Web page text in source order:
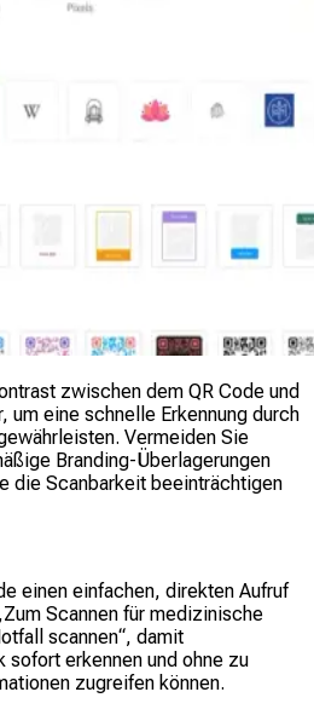
zwischen dem QR Code und
um eine schnelle Erkennung durch
Vermeiden Sie
Branding-Überlagerungen
die Scanbarkeit beeinträchtigen
einen einfachen, direkten Aufruf
Scannen für medizinische
scannen“, damit
erkennen und ohne zu
zugreifen können.